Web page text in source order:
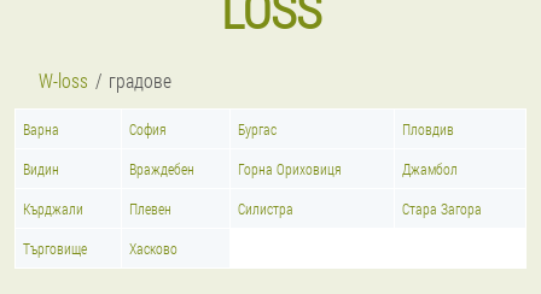
W-loss градове
Варна София Бургас Пловдив
Видин Враждебен Горна Ориховиця Джамбол
Кърджали Плевен Силистра Стара Загора
Търговище Хасково